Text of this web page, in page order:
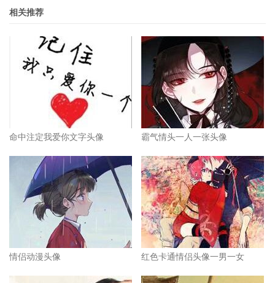
相关推荐
命中注定我爱你文字头像 霸气情头一人一张头像
情侣动漫头像 红色卡通情侣头像一男一女